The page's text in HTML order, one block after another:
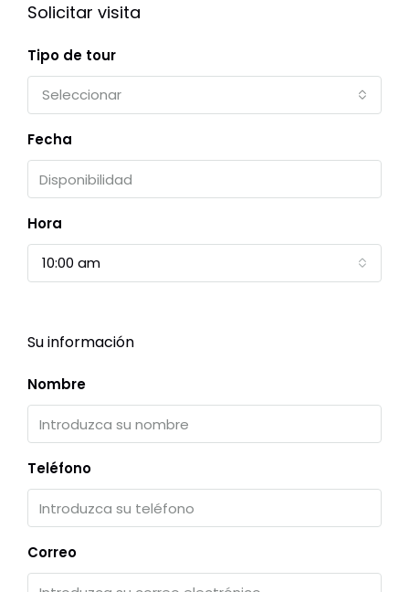
Solicitar visita
Tipo de tour
Seleccionar
Fecha
Hora
10:00 am
Su información
Nombre
Teléfono
Correo